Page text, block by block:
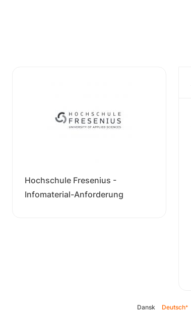
Hochschule Fresenius -
Infomaterial-Anforderung
Dansk Deutsch*